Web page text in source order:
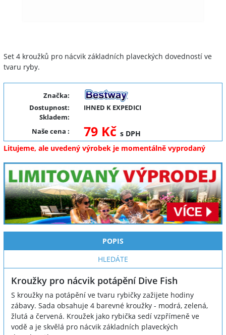
Set 4 kroužků pro nácvik základních plaveckých dovedností ve
tvaru ryby.
Značka:
Dostupnost:
IHNED K EXPEDICI
Skladem:
Naše cena : 79 Kč s DPH
Litujeme, ale uvedený výrobek je momentálně vyprodaný
POPIS
HLEDÁTE
Kroužky pro nácvik potápění Dive Fish
S kroužky na potápění ve tvaru rybičky zažijete hodiny
zábavy. Sada obsahuje 4 barevné kroužky - modrá, zelená,
žlutá a červená. Kroužek jako rybička sedí vzpřímeně ve
vodě a je skvělá pro nácvik základních plaveckých